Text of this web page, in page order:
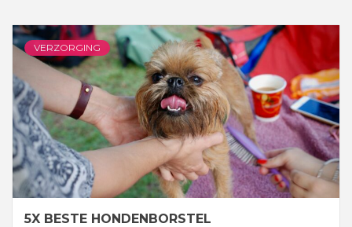
VERZORGING
5X BESTE HONDENBORSTEL